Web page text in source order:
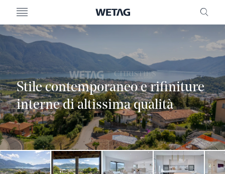
MENU
Stile contemporaneo e rifiniture
interne di altissima qualità